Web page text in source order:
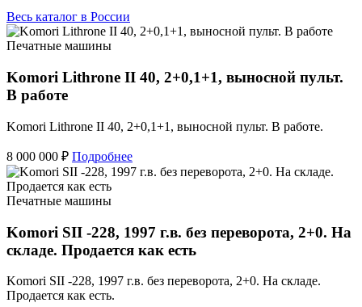
Весь каталог в России
Печатные машины
Komori Lithrone II 40, 2+0,1+1, выносной пульт.
В работе
Komori Lithrone II 40, 2+0,1+1, выносной пульт. В работе.
8 000 000 ₽ Подробнее
Печатные машины
Komori SII -228, 1997 г.в. без переворота, 2+0. На
складе. Продается как есть
Komori SII -228, 1997 г.в. без переворота, 2+0. На складе.
Продается как есть.